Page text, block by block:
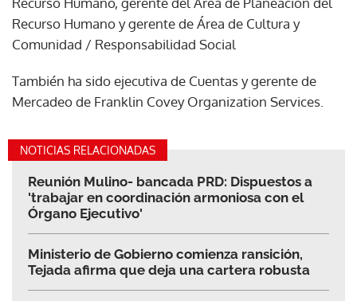
Recurso Humano y gerente de Área de Cultura y
Comunidad / Responsabilidad Social
También ha sido ejecutiva de Cuentas y gerente de
Mercadeo de Franklin Covey Organization Services.
NOTICIAS RELACIONADAS
Reunión Mulino- bancada PRD: Dispuestos a
'trabajar en coordinación armoniosa con el
Órgano Ejecutivo'
Ministerio de Gobierno comienza ransición,
Tejada afirma que deja una cartera robusta